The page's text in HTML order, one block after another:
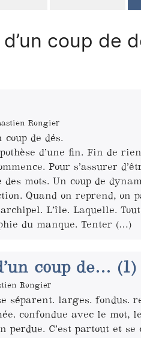
coup de
Rongier
coup de dés.
d’une fin. Fin de
Pour s’assurer
mots. Un coup de
Quand on reprend, on
L’île. Laquelle.
du manque. Tenter (…)
coup de… (1)
Rongier
séparent. larges. fondus.
confondue avec le mot,
perdue. C’est partout et